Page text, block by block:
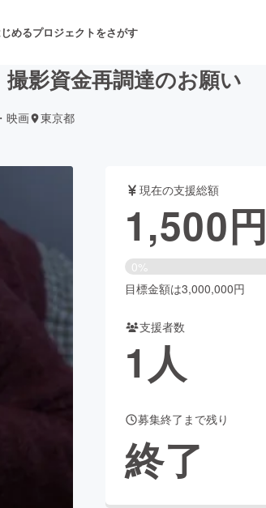
めるプロジェクトをさがす
舞台・パフォーマンス
ビューティー・ヘルスケア
撮影資金再調達のお願い
映画 東京都
現在の支援総額
1,500円
0%
目標金額は3,000,000円
支援者数
1人
募集終了まで残り
終了